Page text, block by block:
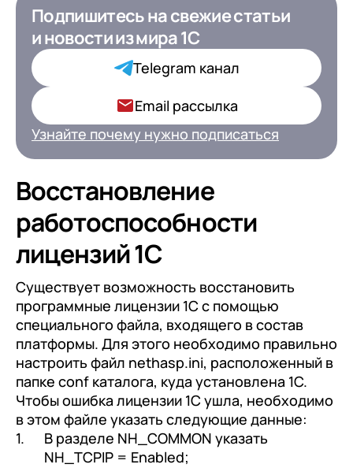
Подпишитесь на свежие статьи
и новостииз мира 1С
Telegram канал
Email рассылка
Узнайте почему нужно подписаться
Подпишитесь на свежие статьи
и новостииз мира 1С для ИТ-
Директоров
Подписаться
на обработку персональных
данных
Восстановление
работоспособности
лицензий 1С
Существует возможность восстановить
программные лицензии 1С с помощью
специального файла, входящего в состав
платформы. Для этого необходимо правильно
настроить файл nethasp.ini, расположенный в
папке conf каталога, куда установлена 1С.
Чтобы ошибка лицензии 1С ушла, необходимо
в этом файле указать следующие данные:
В разделе NH_COMMON указать
NH_TCPIP = Enabled;